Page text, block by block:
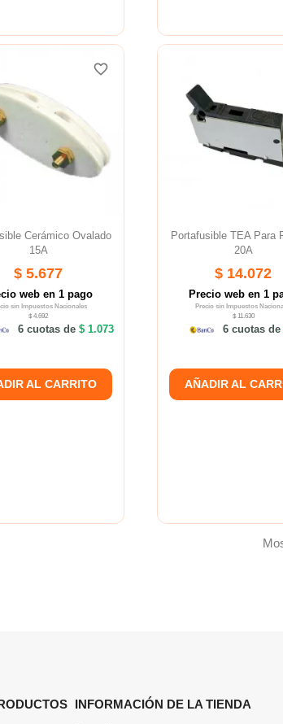
Cerámico Ovalado
15A
$ 5.677
web en 1 pago
sin Impuestos Nacionales
$ 4.692
6 cuotas de$ 1.073
AL CARRITO
favorite_border
favorite_border
Portafusible TEA Para
20A
$ 14.072
Precio web en 1
Precio sin Impuestos
$ 11.630
6 cuotas
AÑADIR AL
INFORMACIÓN DE LA TIENDA